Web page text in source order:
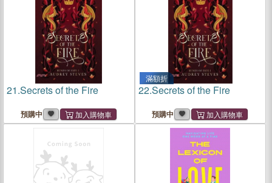
21.Secrets of the Fire
預購中
滿額折
22.Secrets of the Fire
預購中